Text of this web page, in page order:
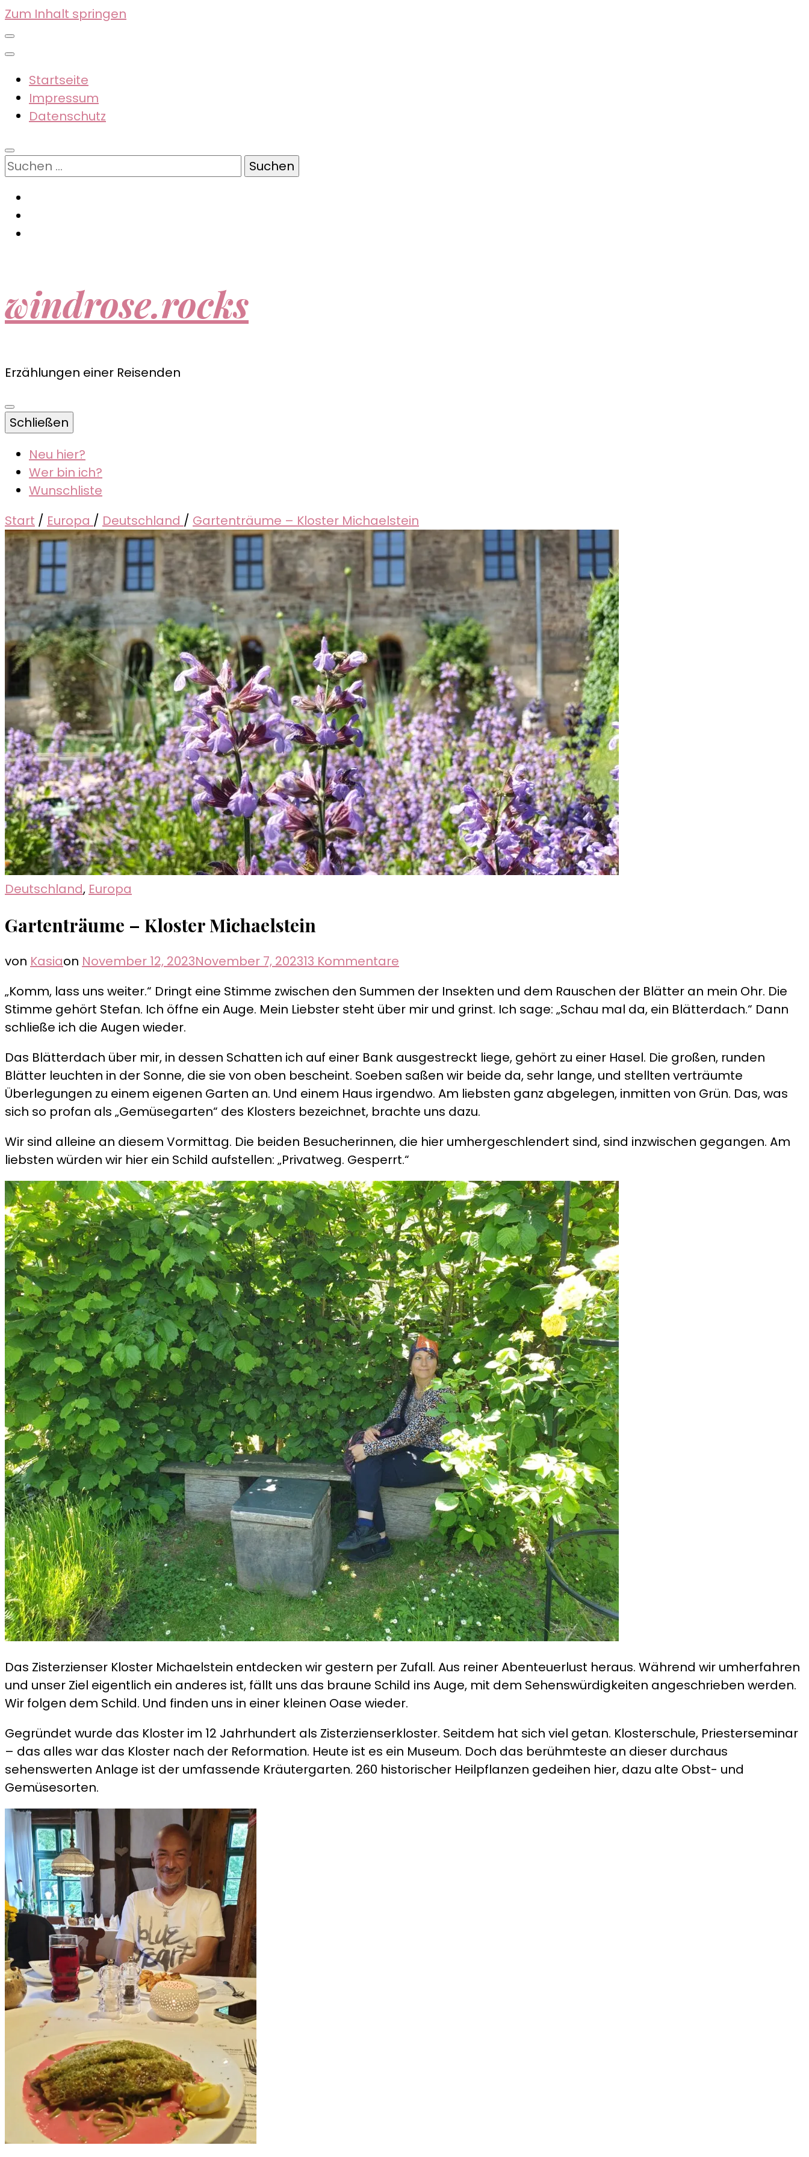
Zum Inhalt springen
Startseite
Impressum
Datenschutz
Suchen
nach:
windrose.rocks
Erzählungen einer Reisenden
Schließen
Neu hier?
Wer bin ich?
Wunschliste
Start / Europa / Deutschland / Gartenträume – Kloster Michaelstein
Deutschland, Europa
Gartenträume – Kloster Michaelstein
von Kasiaon November 12, 2023November 7, 202313 Kommentare
–
Kloster
„Komm, lass uns weiter.“ Dringt eine Stimme zwischen den Summen der Insekten und dem Rauschen der Blätter an mein Ohr. Die
Stimme gehört Stefan. Ich öffne ein Auge. Mein Liebster steht über mir und grinst. Ich sage: „Schau mal da, ein Blätterdach.“ Dann
schließe ich die Augen wieder.
Das Blätterdach über mir, in dessen Schatten ich auf einer Bank ausgestreckt liege, gehört zu einer Hasel. Die großen, runden
Blätter leuchten in der Sonne, die sie von oben bescheint. Soeben saßen wir beide da, sehr lange, und stellten verträumte
Überlegungen zu einem eigenen Garten an. Und einem Haus irgendwo. Am liebsten ganz abgelegen, inmitten von Grün. Das, was
sich so profan als „Gemüsegarten“ des Klosters bezeichnet, brachte uns dazu.
Wir sind alleine an diesem Vormittag. Die beiden Besucherinnen, die hier umhergeschlendert sind, sind inzwischen gegangen. Am
liebsten würden wir hier ein Schild aufstellen: „Privatweg. Gesperrt.“
Das Zisterzienser Kloster Michaelstein entdecken wir gestern per Zufall. Aus reiner Abenteuerlust heraus. Während wir umherfahren
und unser Ziel eigentlich ein anderes ist, fällt uns das braune Schild ins Auge, mit dem Sehenswürdigkeiten angeschrieben werden.
Wir folgen dem Schild. Und finden uns in einer kleinen Oase wieder.
Gegründet wurde das Kloster im 12 Jahrhundert als Zisterzienserkloster. Seitdem hat sich viel getan. Klosterschule, Priesterseminar
– das alles war das Kloster nach der Reformation. Heute ist es ein Museum. Doch das berühmteste an dieser durchaus
sehenswerten Anlage ist der umfassende Kräutergarten. 260 historischer Heilpflanzen gedeihen hier, dazu alte Obst- und
Gemüsesorten.